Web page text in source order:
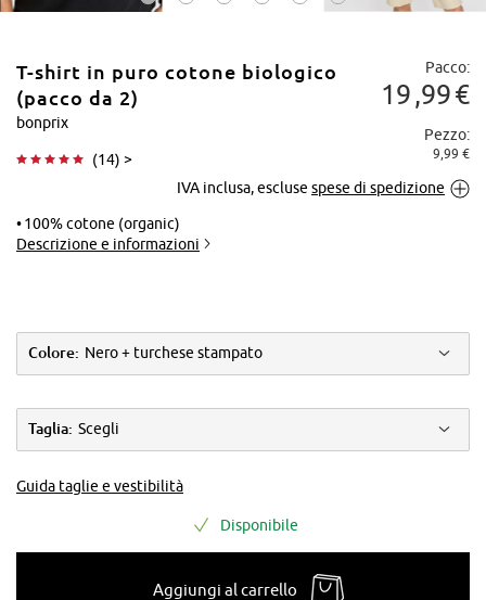
ingrandire
T-shirt in puro cotone biologico
(pacco da 2)
bonprix
(14) >
Pacco:
19 99€
Pezzo:
9,99 €
IVA inclusa, escluse spese di spedizione
100% cotone (organic)
Descrizione e informazioni
Colore: Nero + turchese stampato
Taglia: Scegli
Guida taglie e vestibilità
Disponibile
Aggiungi al carrello